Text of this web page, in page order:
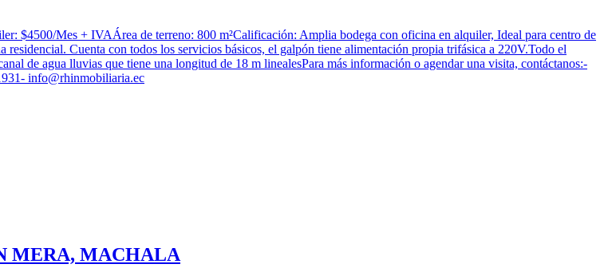
Mes + IVAÁrea de terreno: 800 m²Calificación: Amplia bodega con oficina en alquiler, Ideal para centro de
Cuenta con todos los servicios básicos, el galpón tiene alimentación propia trifásica a 220V.Todo el
de agua lluvias que tiene una longitud de 18 m linealesPara más información o agendar una visita, contáctanos:-
info@rhinmobiliaria.ec
MERA, MACHALA